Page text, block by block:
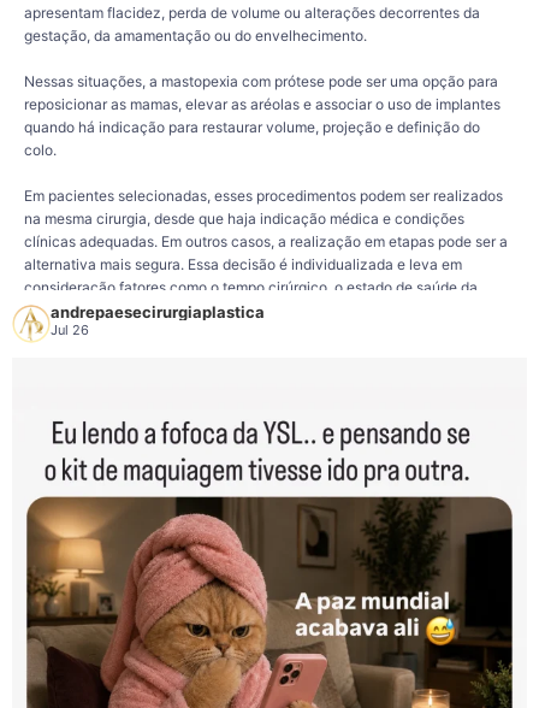
apresentam flacidez, perda de volume ou alterações decorrentes da
gestação, da amamentação ou do envelhecimento.
Nessas situações, a mastopexia com prótese pode ser uma opção para
reposicionar as mamas, elevar as aréolas e associar o uso de implantes
quando há indicação para restaurar volume, projeção e definição do
colo.
Em pacientes selecionadas, esses procedimentos podem ser realizados
na mesma cirurgia, desde que haja indicação médica e condições
clínicas adequadas. Em outros casos, a realização em etapas pode ser a
alternativa mais segura. Essa decisão é individualizada e leva em
consideração fatores como o tempo cirúrgico, o estado de saúde da
paciente e o planejamento proposto pelo cirurgião.
segurança e um planejamento compatível com as características e os
objetivos de cada paciente.
158 26
andrepaesecirurgiaplastica
Jul 26
151 0